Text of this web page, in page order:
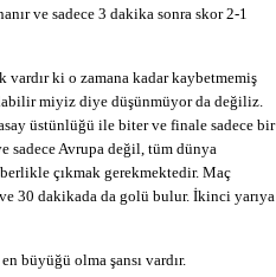
ve sadece 3 dakika sonra skor 2-1
ki o zamana kadar kaybetmemiş
miyiz diye düşünmüyor da değiliz.
üstünlüğü ile biter ve finale sadece bir
sadece Avrupa değil, tüm dünya
çıkmak gerekmektedir. Maç
30 dakikada da golü bulur. İkinci yarıya
büyüğü olma şansı vardır.